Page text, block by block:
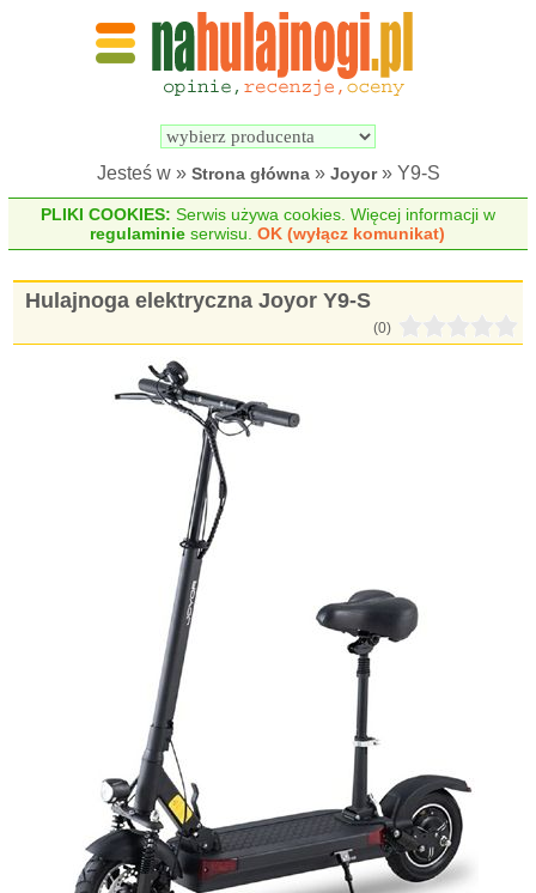
Wyszukiwarka
elektrycznych
Jesteś w » Strona główna» Joyor» Y9-S
PLIKI COOKIES: Serwis używa cookies. Więcej informacji w
regulaminie serwisu.OK (wyłącz komunikat)
Hulajnoga elektryczna Joyor Y9-S
(0)